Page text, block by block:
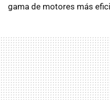
gama de motores más